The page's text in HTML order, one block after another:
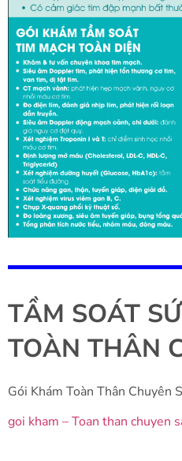
TẦM SOÁT
TOÀN THÂN
Gói Khám Toàn Thân Chuyên
goi kham – Toan than chuyen